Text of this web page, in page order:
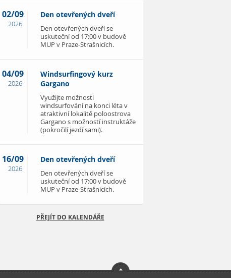
02/09
2026
Den otevřených dveří
Den otevřených dveří se
uskuteční od 17:00 v budově
MUP v Praze-Strašnicích.
04/09
2026
Windsurfingový kurz
Gargano
Využijte možnosti
windsurfování na konci léta v
atraktivní lokalitě poloostrova
Gargano s možností instruktáže
(pokročilí jezdí sami).
16/09
2026
Den otevřených dveří
Den otevřených dveří se
uskuteční od 17:00 v budově
MUP v Praze-Strašnicích.
PŘEJÍT DO KALENDÁŘE